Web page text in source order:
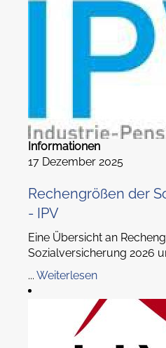
Informationen
17 Dezember 2025
Rechengrößen der
- IPV
Eine Übersicht an
Sozialversicherung 2026
... Weiterlesen